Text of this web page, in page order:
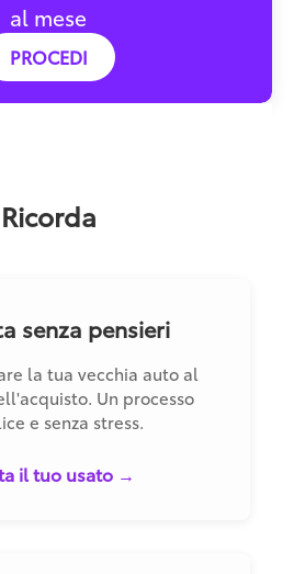
al mese
PROCEDI
Ricorda
senza pensieri
la tua vecchia auto al
Un processo
e senza stress.
il tuo usato →